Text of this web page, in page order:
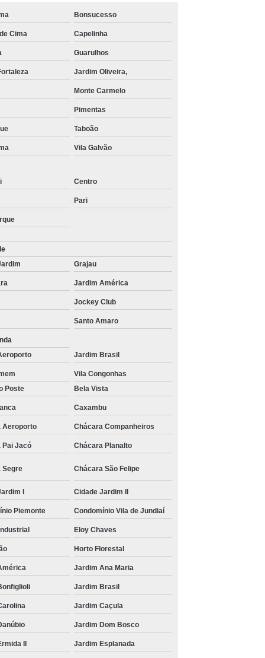
Bonsucesso
Cima Capelinha
Guarulhos
Jardim Oliveira,
Monte Carmelo
Pimentas
Taboão
Vila Galvão
Centro
Pari
Grajau
Jardim América
Jockey Club
Santo Amaro
Jardim Brasil
Vila Congonhas
Poste Bela Vista
Caxambu
Aeroporto Chácara Companheiros
Pai Jacó Chácara Planalto
Segre Chácara São Felipe
I Cidade Jardim II
Piemonte Condomínio Vila de Jundiaí
Eloy Chaves
Horto Florestal
Jardim Ana Maria
Jardim Brasil
Jardim Caçula
Jardim Dom Bosco
II Jardim Esplanada